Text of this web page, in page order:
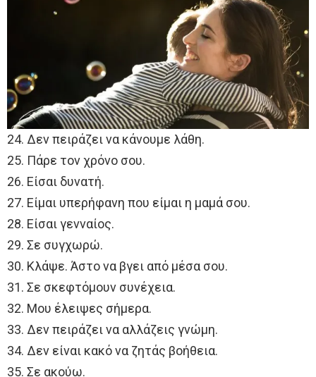
24. Δεν πειράζει να κάνουμε λάθη.
25. Πάρε τον χρόνο σου.
26. Είσαι δυνατή.
27. Είμαι υπερήφανη που είμαι η μαμά σου.
28. Είσαι γενναίος.
29. Σε συγχωρώ.
30. Κλάψε. Άστο να βγει από μέσα σου.
31. Σε σκεφτόμουν συνέχεια.
32. Μου έλειψες σήμερα.
33. Δεν πειράζει να αλλάζεις γνώμη.
34. Δεν είναι κακό να ζητάς βοήθεια.
35. Σε ακούω.